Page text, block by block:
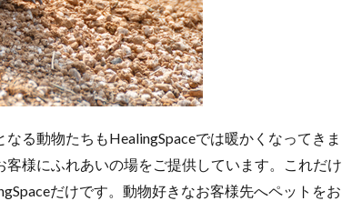
る動物たちもHealingSpaceでは暖かくなってきま
様にふれあいの場をご提供しています。これだけ
だけです。動物好きなお客様先へペットをお